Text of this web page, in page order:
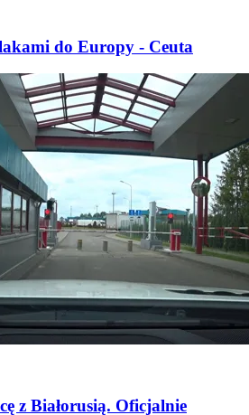
do Europy - Ceuta
z Białorusią. Oficjalnie